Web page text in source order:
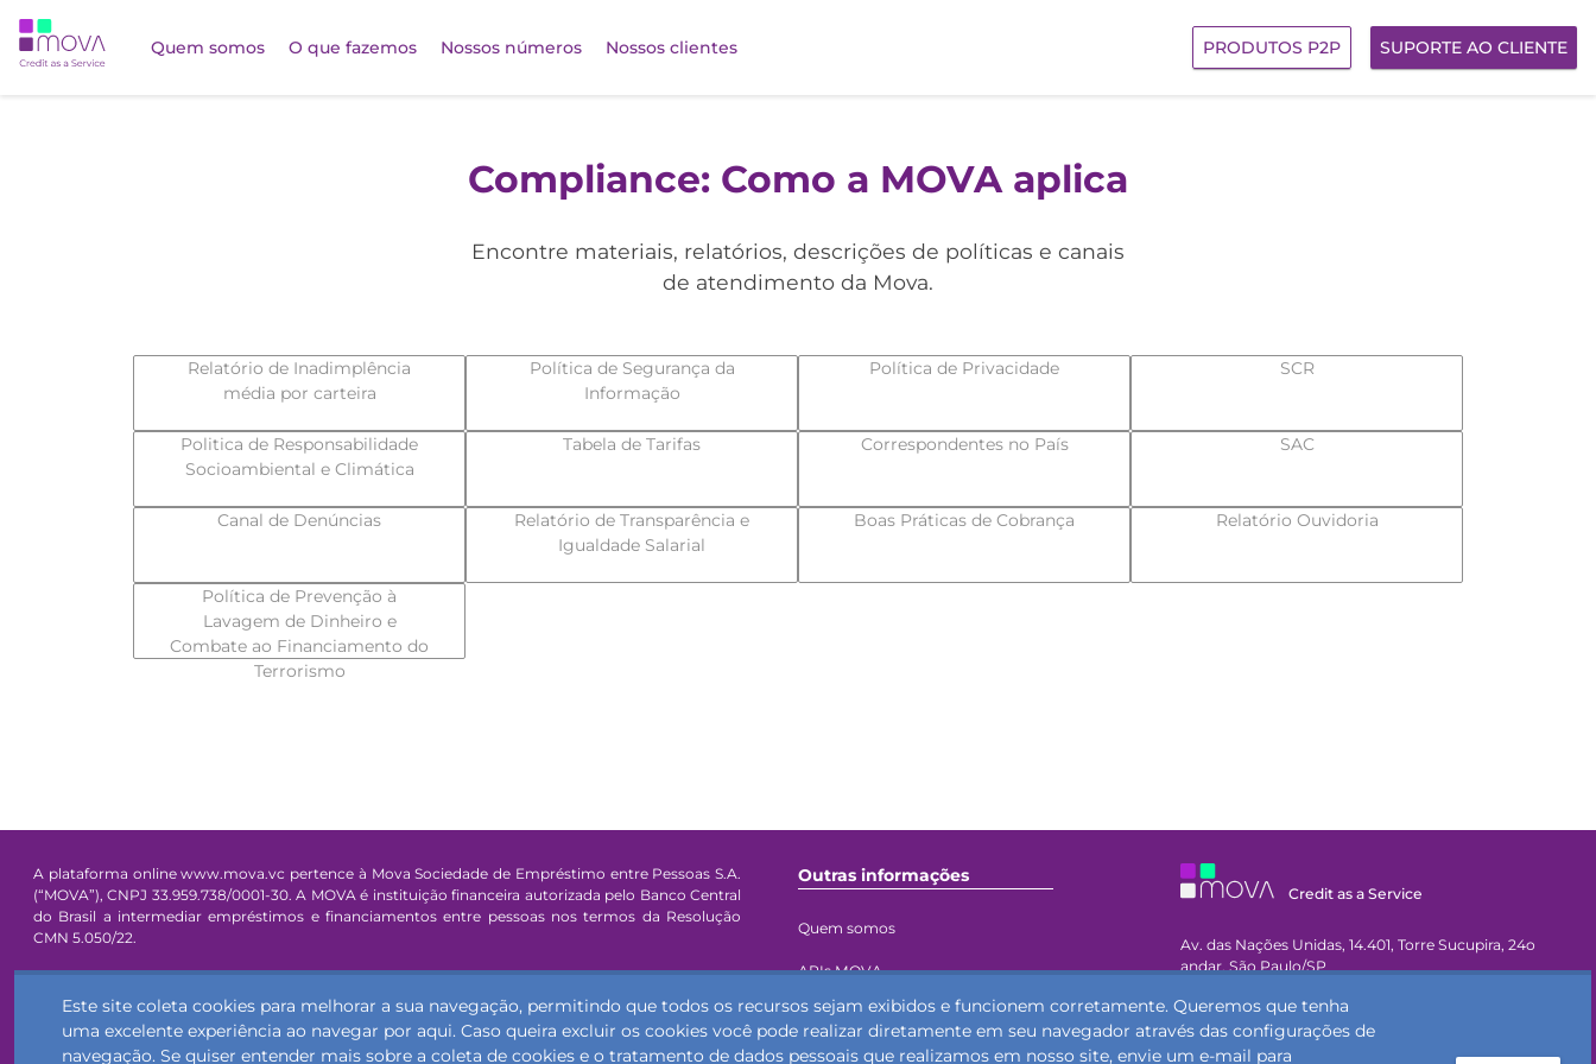
Quem somos O que fazemos Nossos números Nossos clientes PRODUTOS P2P SUPORTE AO CLIENTE
Este site coleta cookies para melhorar a sua navegação, permitindo que todos os recursos sejam exibidos e funcionem corretamente. Queremos que tenha
uma excelente experiência ao navegar por aqui. Caso queira excluir os cookies você pode realizar diretamente em seu navegador através das configurações de
navegação. Se quiser entender mais sobre a coleta de cookies e o tratamento de dados pessoais que realizamos em nosso site, envie um e-mail para
Compliance: Como a MOVA aplica
Encontre materiais, relatórios, descrições de políticas e canais
de atendimento da Mova.
Relatório de Inadimplência
média por carteira
Política de Segurança da
Informação
Política de Privacidade SCR
Politica de Responsabilidade
Socioambiental e Climática
Tabela de Tarifas Correspondentes no País SAC
Canal de Denúncias
Relatório de Transparência e
Igualdade Salarial
Boas Práticas de Cobrança Relatório Ouvidoria
Política de Prevenção à
Lavagem de Dinheiro e
Combate ao Financiamento do
Terrorismo
A plataforma online www.mova.vc pertence à Mova Sociedade de Empréstimo entre Pessoas S.A.
(“MOVA”), CNPJ 33.959.738/0001-30. A MOVA é instituição financeira autorizada pelo Banco Central
do Brasil a intermediar empréstimos e financiamentos entre pessoas nos termos da Resolução
CMN 5.050/22.
investimento de risco, sem garantia do Fundo Garantidor de Créditos - FGC.
Outras informações
Quem somos
APIs MOVA
Termos e Condições
Modelos de Contrato
Credit as a Service
Av. das Nações Unidas, 14.401, Torre Sucupira, 24o
andar, São Paulo/SP
CEP 04794-000